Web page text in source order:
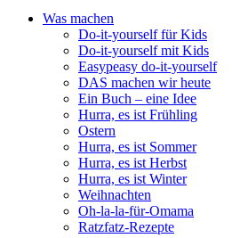
Was machen
Do-it-yourself für Kids
Do-it-yourself mit Kids
Easypeasy do-it-yourself
DAS machen wir heute
Ein Buch – eine Idee
Hurra, es ist Frühling
Ostern
Hurra, es ist Sommer
Hurra, es ist Herbst
Hurra, es ist Winter
Weihnachten
Oh-la-la-für-Omama
Ratzfatz-Rezepte